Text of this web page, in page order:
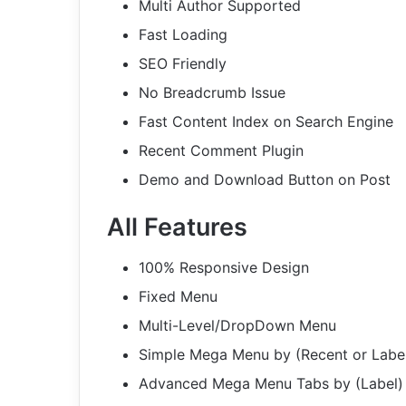
Multi Author Supported
Fast Loading
SEO Friendly
No Breadcrumb Issue
Fast Content Index on Search Engine
Recent Comment Plugin
Demo and Download Button on Post
All Features
100% Responsive Design
Fixed Menu
Multi-Level/DropDown Menu
Simple Mega Menu by (Recent or
Advanced Mega Menu Tabs by (Label)